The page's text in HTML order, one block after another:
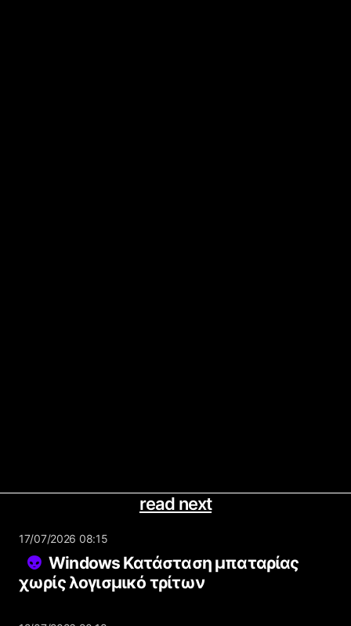
read next
17/07/2026 08:15
Windows Κατάσταση μπαταρίας
χωρίς λογισμικό τρίτων